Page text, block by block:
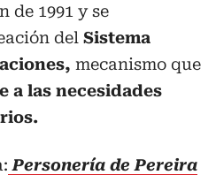
de 1991 y se
del Sistema
mecanismo que
a las necesidades
Personería de Pereira